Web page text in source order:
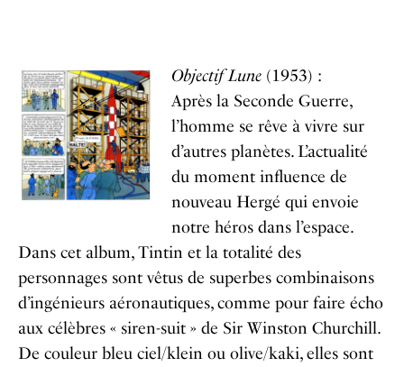
Objectif Lune (1953) :
Après la Seconde Guerre,
l’homme se rêve à vivre sur
d’autres planètes. L’actualité
du moment influence de
nouveau Hergé qui envoie
notre héros dans l’espace.
Dans cet album, Tintin et la totalité des
personnages sont vêtus de superbes combinaisons
d’ingénieurs aéronautiques, comme pour faire écho
aux célèbres « siren-suit » de Sir Winston Churchill.
De couleur bleu ciel/klein ou olive/kaki, elles sont